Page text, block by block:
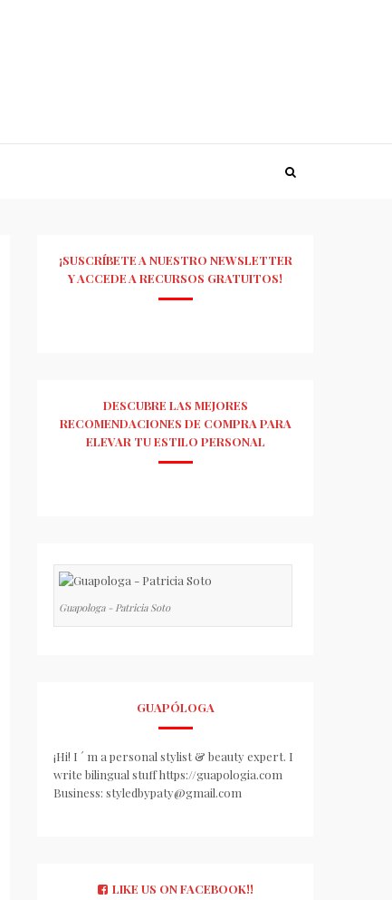
¡SUSCRÍBETE A NUESTRO NEWSLETTER
Y ACCEDE A RECURSOS GRATUITOS!
DESCUBRE LAS MEJORES
RECOMENDACIONES DE COMPRA PARA
ELEVAR TU ESTILO PERSONAL
Guapologa - Patricia Soto
GUAPÓLOGA
¡Hi! I ´ m a personal stylist & beauty expert. I
write bilingual stuff https://guapologia.com
Business: styledbypaty@gmail.com
LIKE US ON FACEBOOK!!